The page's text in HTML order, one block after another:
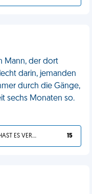
Mann, der dort
darin, jemanden
durch die Gänge,
sechs Monaten so.
DU HAST ES VERDIENT 15